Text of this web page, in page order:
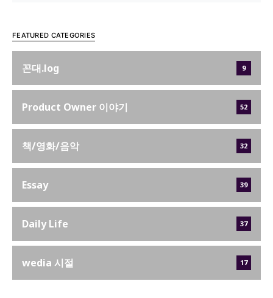
FEATURED CATEGORIES
꼰대.log 9
Product Owner 이야기 52
책/영화/음악 32
Essay 39
Daily Life 37
wedia 시절 17